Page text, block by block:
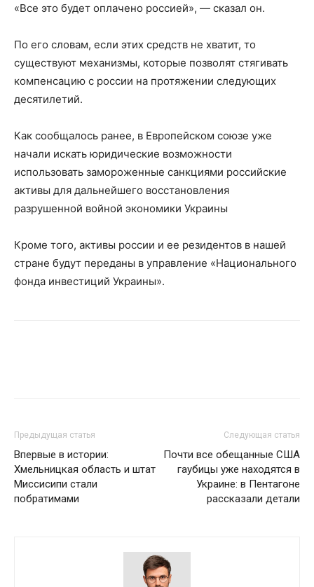
«Все это будет оплачено россией», — сказал он.
По его словам, если этих средств не хватит, то
существуют механизмы, которые позволят стягивать
компенсацию с россии на протяжении следующих
десятилетий.
Как сообщалось ранее, в Европейском союзе уже
начали искать юридические возможности
использовать замороженные санкциями российские
активы для дальнейшего восстановления
разрушенной войной экономики Украины
Кроме того, активы россии и ее резидентов в нашей
стране будут переданы в управление «Национального
фонда инвестиций Украины».
Предыдущая статья
Впервые в истории:
Хмельницкая область и штат
Миссисипи стали
побратимами
Следующая статья
Почти все обещанные США
гаубицы уже находятся в
Украине: в Пентагоне
рассказали детали